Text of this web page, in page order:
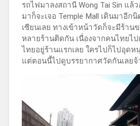
รถไฟมาลงสถานี Wong Tai Sin แล้
มาก็จะเจอ Temple Mall เดินมาอีก
เซียนเลย ทางเข้าหน้าวัดก็จะมีร้าน
หลายร้านติดกัน เนื่องจากคนไทยไ
ไทยอยู่ร้านแรกเลย ใครไปก็ไปอุด
แต่ตอนนี้ไปดูบรรยากาศวัดกันเลยจ้